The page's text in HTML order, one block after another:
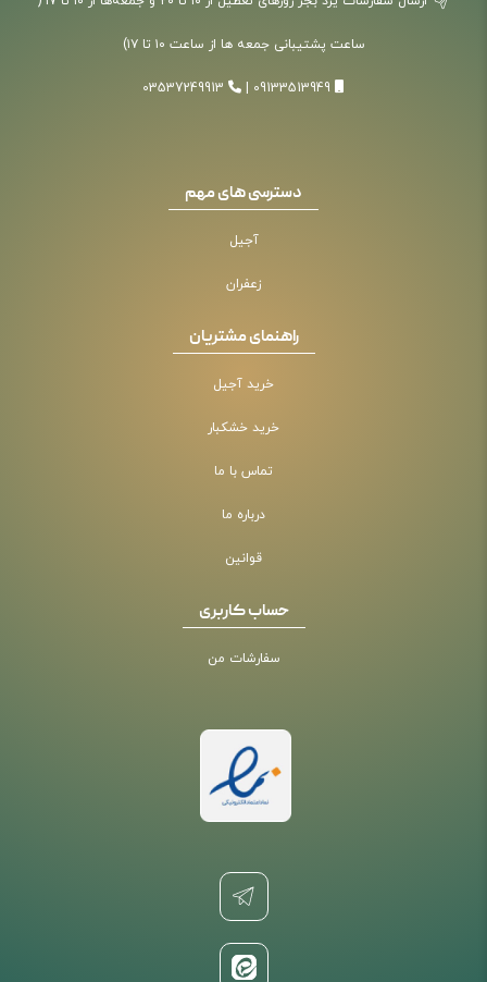
ساعت پشتیبانی جمعه ها از ساعت ۱۰ تا ۱۷)
09133513949
03537249913
دسترسی های مهم
آجیل
زعفران
راهنمای مشتریان
خرید آجیل
خرید خشکبار
تماس با ما
درباره ما
قوانین
حساب کاربری
سفارشات من